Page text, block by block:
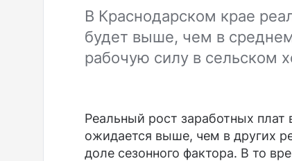
В Краснодарском крае
будет выше, чем в
рабочую силу в сельском
Реальный рост заработных
ожидается выше, чем в других
доле сезонного фактора. В то